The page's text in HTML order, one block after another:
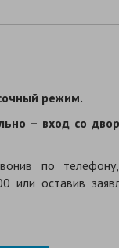
режим.
– вход со
по
оставив